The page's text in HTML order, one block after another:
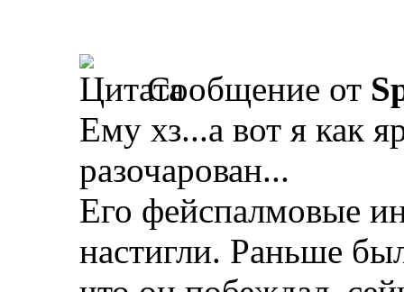
Сообщение от
Ему хз...а вот я как
разочарован...
Его фейспалмовые
настигли. Раньше